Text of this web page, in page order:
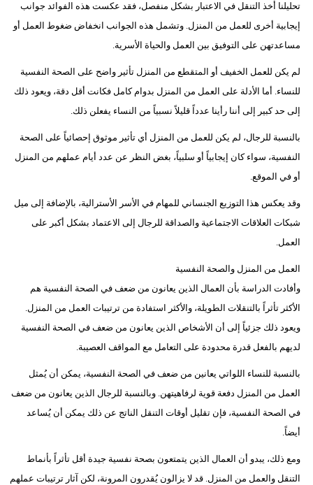
تحليلنا أخذ التنقل في الاعتبار بشكل منفصل، فقد عكست هذه الفوائد جوانب
إيجابية أخرى للعمل من المنزل. وتشمل هذه الجوانب انخفاض ضغوط العمل أو
مساعدتهن على التوفيق بين العمل والحياة الأسرية.
لم يكن للعمل الخفيف أو المتقطع من المنزل تأثير واضح على الصحة النفسية
للنساء. أما الأدلة على العمل من المنزل بدوام كامل فكانت أقل دقة، ويعود ذلك
إلى حد كبير إلى أننا رأينا عدداً قليلاً نسبياً من النساء يفعلن ذلك.
بالنسبة للرجال، لم يكن للعمل من المنزل أي تأثير موثوق إحصائياً على الصحة
النفسية، سواء كان إيجابياً أو سلبياً، بغض النظر عن عدد أيام عملهم من المنزل
أو في الموقع.
وقد يعكس هذا التوزيع الجنساني للمهام في الأسر الأسترالية، بالإضافة إلى ميل
شبكات العلاقات الاجتماعية والصداقة للرجال إلى الاعتماد بشكل أكبر على
العمل.
العمل من المنزل والصحة النفسية
وأفادت الدراسة بأن العمال الذين يعانون من ضعف في الصحة النفسية هم
الأكثر تأثراً بالتنقلات الطويلة، والأكثر استفادة من ترتيبات العمل من المنزل.
ويعود ذلك جزئياً إلى أن الأشخاص الذين يعانون من ضعف في الصحة النفسية
لديهم بالفعل قدرة محدودة على التعامل مع المواقف العصيبة.
بالنسبة للنساء اللواتي يعانين من ضعف في الصحة النفسية، يمكن أن يُمثل
العمل من المنزل دفعة قوية لرفاهيتهن. وبالنسبة للرجال الذين يعانون من ضعف
في الصحة النفسية، فإن تقليل أوقات التنقل الناتج عن ذلك يمكن أن يُساعد
أيضاً.
ومع ذلك، يبدو أن العمال الذين يتمتعون بصحة نفسية جيدة أقل تأثراً بأنماط
التنقل والعمل من المنزل. قد لا يزالون يُقدرون المرونة، لكن آثار ترتيبات عملهم